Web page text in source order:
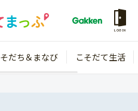
LOGIN
そだち＆まなび こそだて生活